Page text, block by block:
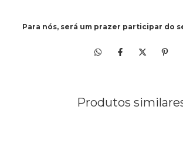
Para nós, será um prazer participar do
Produtos